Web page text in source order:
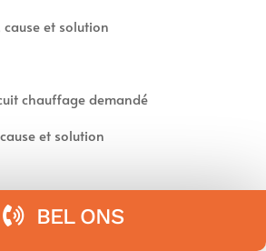
cause et solution
chauffage demandé
et solution
échangeur princ.
BEL ONS